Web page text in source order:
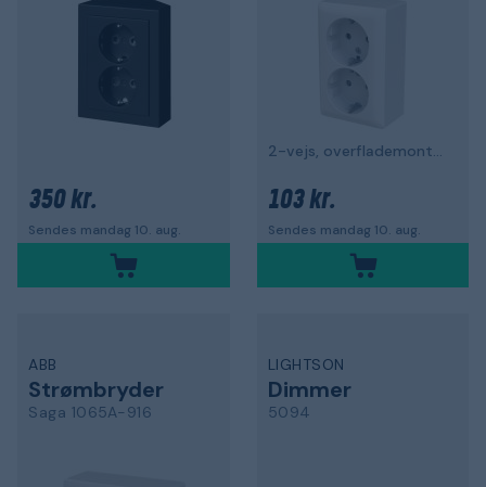
350 kr.
Sendes mandag 10. aug.
2-vejs, overflademonteret
103 kr.
Sendes mandag 10. aug.
ABB
Strømbryder
Saga 1065A-916
LIGHTSON
Dimmer
5094